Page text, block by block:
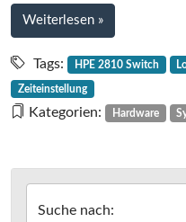
Weiterlesen bei
Kurztipp:
Systemzeit
HP
einstellen
»
Tags: HPE 2810 Switch
Zeiteinstellung
Kategorien: Hardware
Suche nach: